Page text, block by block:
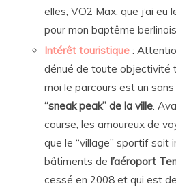
elles, VO2 Max, que j’ai eu
pour mon baptême
Intérêt touristique :
dénué de toute objectivité
moi le parcours est un
“sneak peak” de la ville.
course, les amoureux de
que le “village” sportif soit
bâtiments de l’aéroport
cessé en 2008 et qui est